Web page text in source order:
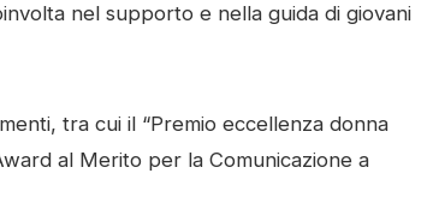
nel supporto e nella guida di giovani
tra cui il “Premio eccellenza donna
al Merito per la Comunicazione a